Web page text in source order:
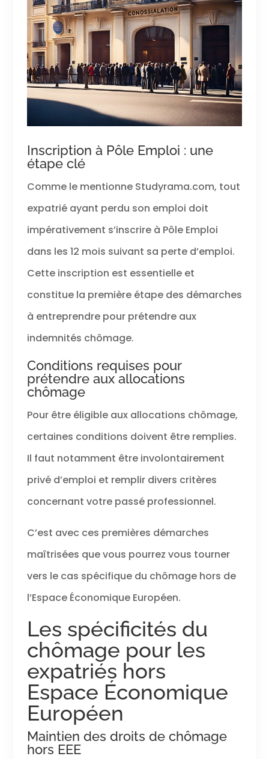
Inscription à Pôle Emploi : une
étape clé
Comme le mentionne Studyrama.com, tout
expatrié ayant perdu son emploi doit
impérativement s’inscrire à Pôle Emploi
dans les 12 mois suivant sa perte d’emploi.
Cette inscription est essentielle et
constitue la première étape des démarches
à entreprendre pour prétendre aux
indemnités chômage.
Conditions requises pour
prétendre aux allocations
chômage
Pour être éligible aux allocations chômage,
certaines conditions doivent être remplies.
Il faut notamment être involontairement
privé d’emploi et remplir divers critères
concernant votre passé professionnel.
C’est avec ces premières démarches
maîtrisées que vous pourrez vous tourner
vers le cas spécifique du chômage hors de
l’Espace Économique Européen.
Les spécificités du
chômage pour les
expatriés hors
Espace Économique
Européen
Maintien des droits de chômage
hors EEE